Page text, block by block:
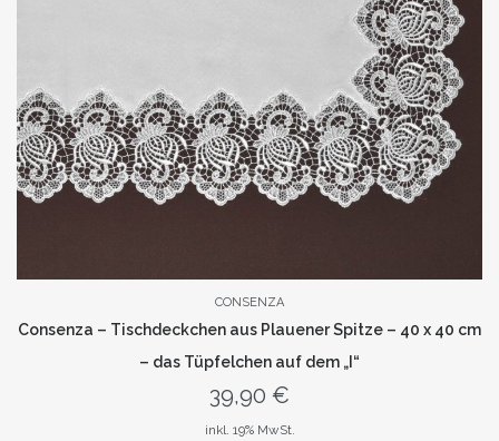
CONSENZA
Consenza – Tischdeckchen aus Plauener Spitze – 40 x 40 cm
– das Tüpfelchen auf dem „I“
39,90 €
inkl. 19% MwSt.